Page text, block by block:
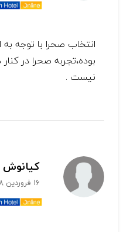
انتخاب صحرا با توجه
بوده،تجربه صحرا در
نيست .
کیانوش
16 فروردین 1398